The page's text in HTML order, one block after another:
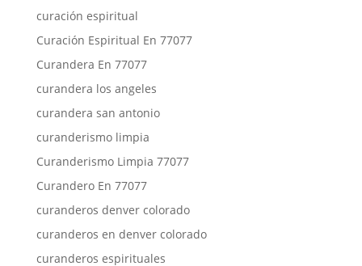
curación espiritual
Curación Espiritual En 77077
Curandera En 77077
curandera los angeles
curandera san antonio
curanderismo limpia
Curanderismo Limpia 77077
Curandero En 77077
curanderos denver colorado
curanderos en denver colorado
curanderos espirituales